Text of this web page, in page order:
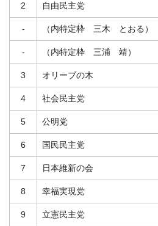
2 自由民主党
- （内特定枠 三木 とおる）
- （内特定枠 三浦 靖）
3 オリーブの木
4 社会民主党
5 公明党
6 国民民主党
7 日本維新の会
8 幸福実現党
9 立憲民主党